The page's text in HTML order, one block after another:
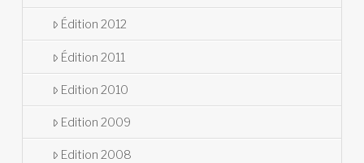
Édition 2012
Édition 2011
Edition 2010
Edition 2009
Edition 2008